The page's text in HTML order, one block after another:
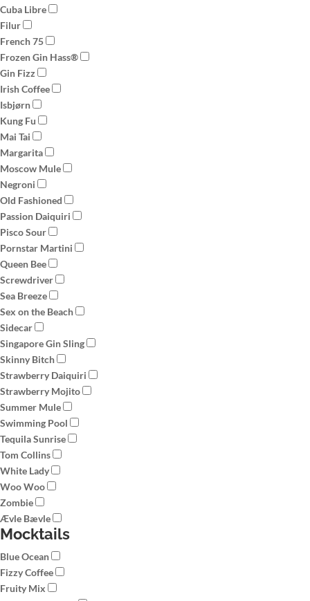
Cuba Libre
Filur
French 75
Frozen Gin Hass®
Gin Fizz
Irish Coffee
Isbjørn
Kung Fu
Mai Tai
Margarita
Moscow Mule
Negroni
Old Fashioned
Passion Daiquiri
Pisco Sour
Pornstar Martini
Queen Bee
Screwdriver
Sea Breeze
Sex on the Beach
Sidecar
Singapore Gin Sling
Skinny Bitch
Strawberry Daiquiri
Strawberry Mojito
Summer Mule
Swimming Pool
Tequila Sunrise
Tom Collins
White Lady
Woo Woo
Zombie
Ævle Bævle
Mocktails
Blue Ocean
Fizzy Coffee
Fruity Mix